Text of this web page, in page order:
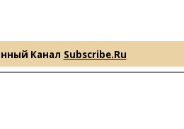
Канал Subscribe.Ru